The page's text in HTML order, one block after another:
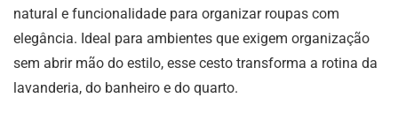
natural e funcionalidade para organizar roupas com
elegância. Ideal para ambientes que exigem organização
sem abrir mão do estilo, esse cesto transforma a rotina da
lavanderia, do banheiro e do quarto.